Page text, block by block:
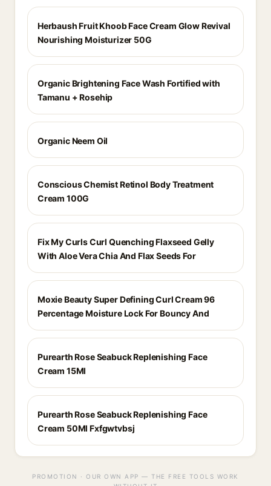
Herbaush Fruit Khoob Face Cream Glow Revival
Nourishing Moisturizer 50G
Organic Brightening Face Wash Fortified with
Tamanu + Rosehip
Organic Neem Oil
Conscious Chemist Retinol Body Treatment
Cream 100G
Fix My Curls Curl Quenching Flaxseed Gelly
With Aloe Vera Chia And Flax Seeds For
Moxie Beauty Super Defining Curl Cream 96
Percentage Moisture Lock For Bouncy And
Purearth Rose Seabuck Replenishing Face
Cream 15Ml
Purearth Rose Seabuck Replenishing Face
Cream 50Ml Fxfgwtvbsj
PROMOTION · OUR OWN APP — THE FREE TOOLS WORK